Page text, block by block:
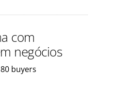
com
negócios
buyers